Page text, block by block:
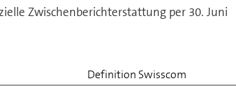
Zwischenberichterstattung per 30. Juni
Definition Swisscom